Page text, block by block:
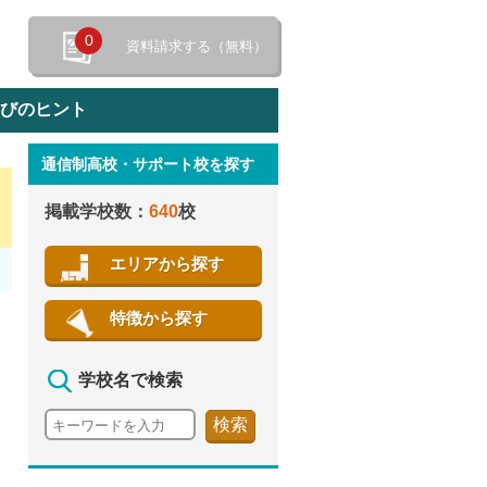
0 資料請求する（無料）
のヒント
通信制高校・サポート校を探す
掲載学校数： 640校
エリアから探す
特徴から探す
学校名で検索